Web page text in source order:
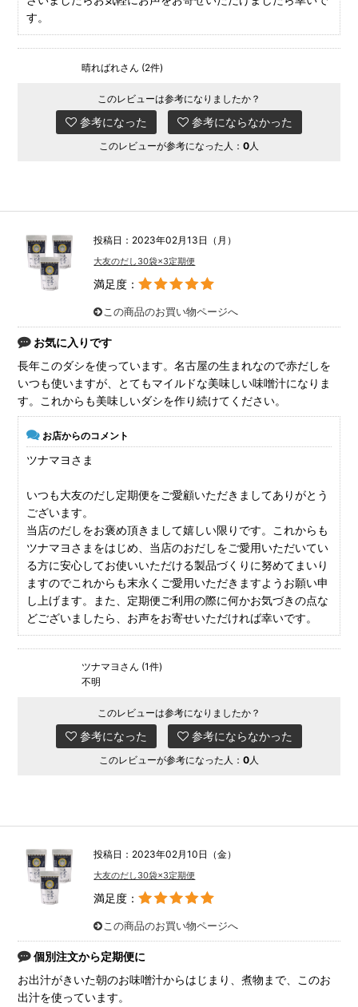
す。
晴ればれさん (2件)
このレビューは参考になりましたか？
参考になった 参考にならなかった
このレビューが参考になった人： 0 人
投稿日：2023年02月13日（月）
大友のだし30袋×3定期便
満足度：
この商品のお買い物ページへ
お気に入りです
長年このダシを使っています。名古屋の生まれなので赤だしを
いつも使いますが、とてもマイルドな美味しい味噌汁になりま
す。これからも美味しいダシを作り続けてください。
お店からのコメント
ツナマヨさま
いつも大友のだし定期便をご愛顧いただきましてありがとう
ございます。
当店のだしをお褒め頂きまして嬉しい限りです。これからも
ツナマヨさまをはじめ、当店のおだしをご愛用いただいてい
る方に安心してお使いいただける製品づくりに努めてまいり
ますのでこれからも末永くご愛用いただきますようお願い申
し上げます。また、定期便ご利用の際に何かお気づきの点な
どございましたら、お声をお寄せいただければ幸いです。
ツナマヨさん (1件)
不明
このレビューは参考になりましたか？
参考になった 参考にならなかった
このレビューが参考になった人： 0人
投稿日：2023年02月10日（金）
大友のだし30袋×3定期便
満足度：
この商品のお買い物ページへ
個別注文から定期便に
お出汁がきいた朝のお味噌汁からはじまり、煮物まで、このお
出汁を使っています。